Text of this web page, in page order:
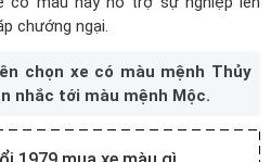
chướng ngại.
chọn xe có màu mệnh Thủy
nhắc tới màu mệnh Mộc.